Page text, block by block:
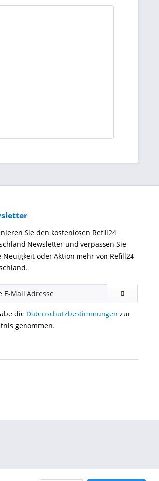
Sie den kostenlosen Refill24
Newsletter und verpassen Sie
Neuigkeit oder Aktion mehr von Refill24
die Datenschutzbestimmungen zur
genommen.